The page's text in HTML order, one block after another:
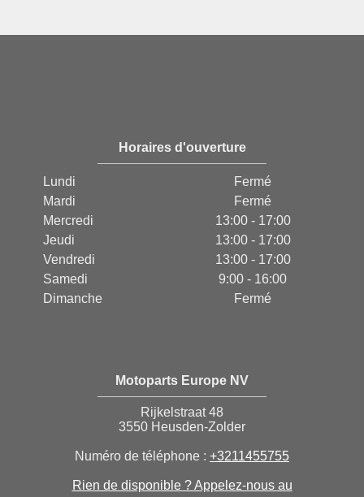
Horaires d'ouverture
Lundi
Fermé
Mardi
Fermé
Mercredi
13:00 - 17:00
Jeudi
13:00 - 17:00
Vendredi
13:00 - 17:00
Samedi
9:00 - 16:00
Dimanche
Fermé
Motoparts Europe NV
Rijkelstraat 48
3550 Heusden-Zolder
Numéro de téléphone : +3211455755
Rien de disponible ? Appelez-nous au